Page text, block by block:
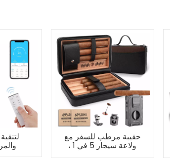
حقيبة مرطب للسفر مع
ولاعة سيجار 5 في 1 ،